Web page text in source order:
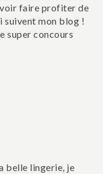
faire profiter de
suivent mon blog !
super concours
belle lingerie, je